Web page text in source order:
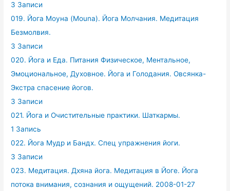
3 Записи
019. Йога Моуна (Mouna). Йога Молчания. Медитация
Безмолвия.
3 Записи
020. Йога и Еда. Питания Физическое, Ментальное,
Эмоциональное, Духовное. Йога и Голодания. Овсянка-
Экстра спасение йогов.
3 Записи
021. Йога и Очистительные практики. Шаткармы.
1 Запись
022. Йога Мудр и Бандх. Спец упражнения йоги.
3 Записи
023. Медитация. Дхяна йога. Медитация в Йоге. Йога
потока внимания, сознания и ощущений. 2008-01-27